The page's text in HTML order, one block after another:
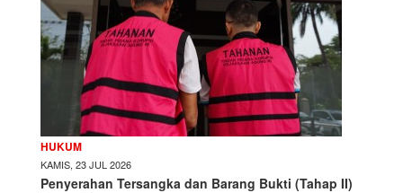
HUKUM
KAMIS, 23 JUL 2026
Penyerahan Tersangka dan Barang Bukti (Tahap II)